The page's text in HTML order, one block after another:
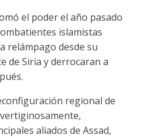
el poder el año pasado
islamistas
relámpago desde su
de Siria y derrocaran a
regional de
aliados de Assad,